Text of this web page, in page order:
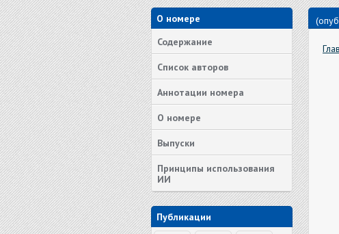
О номере
Содержание
Список авторов
Аннотации номера
О номере
Выпуски
Принципы использования
ИИ
Публикации